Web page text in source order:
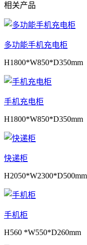
相关产品
多功能手机充电柜
H1800*W850*D350mm
手机充电柜
H1800*W850*D350mm
快递柜
H2050*W2300*D500mm
手机柜
H560 *W550*D260mm